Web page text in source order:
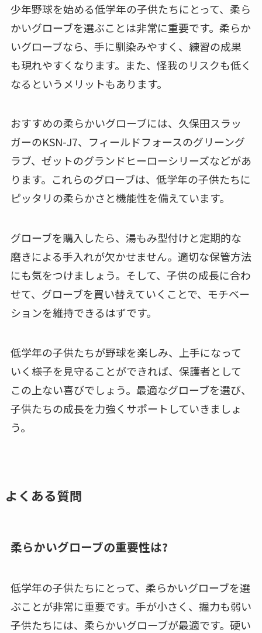
少年野球を始める低学年の子供たちにとって、柔ら
かいグローブを選ぶことは非常に重要です。柔らか
いグローブなら、手に馴染みやすく、練習の成果
も現れやすくなります。また、怪我のリスクも低く
なるというメリットもあります。
おすすめの柔らかいグローブには、久保田スラッ
ガーのKSN-J7、フィールドフォースのグリーング
ラブ、ゼットのグランドヒーローシリーズなどがあ
ります。これらのグローブは、低学年の子供たちに
ピッタリの柔らかさと機能性を備えています。
グローブを購入したら、湯もみ型付けと定期的な
磨きによる手入れが欠かせません。適切な保管方法
にも気をつけましょう。そして、子供の成長に合わ
せて、グローブを買い替えていくことで、モチベー
ションを維持できるはずです。
低学年の子供たちが野球を楽しみ、上手になって
いく様子を見守ることができれば、保護者として
この上ない喜びでしょう。最適なグローブを選び、
子供たちの成長を力強くサポートしていきましょ
う。
よくある質問
柔らかいグローブの重要性は?
低学年の子供たちにとって、柔らかいグローブを選
ぶことが非常に重要です。手が小さく、握力も弱い
子供たちには、柔らかいグローブが最適です。硬い